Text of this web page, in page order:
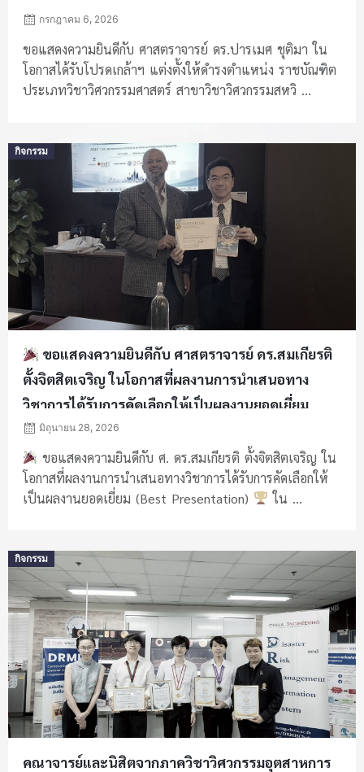
กรกฎาคม 6, 2026
ขอแสดงความยินดีกับ ศาสตราจารย์ ดร.ปารเมศ ชุติมา ใน
โอกาสได้รับโปรดเกล้าฯ แต่งตั้งให้ดำรงตำแหน่ง ราชบัณฑิต
ประเภทวิชาวิศวกรรมศาสตร์ สาขาวิชาวิศวกรรมสหวิ ...
กิจกรรม
ขอแสดงความยินดีกับ ศาสตราจารย์ ดร.สมเกียรติ
ตั้งจิตสิตเจริญ ในโอกาสที่ผลงานการนำเสนอทาง
วิชาการได้รับการคัดเลือกให้เป็นผลงานยอดเยี่ยม
(Best Presentation)
ออสเตรเลีย
Posted
on
มิถุนายน 28, 2026
ขอแสดงความยินดีกับ ศ. ดร.สมเกียรติ ตั้งจิตสิตเจริญ ใน
โอกาสที่ผลงานการนำเสนอทางวิชาการได้รับการคัดเลือกให้
เป็นผลงานยอดเยี่ยม (Best Presentation)
ใน ...
กิจกรรม
คณาจารย์และนิสิตจากภาควิชาวิศวกรรมอุตสาหการ
Posted